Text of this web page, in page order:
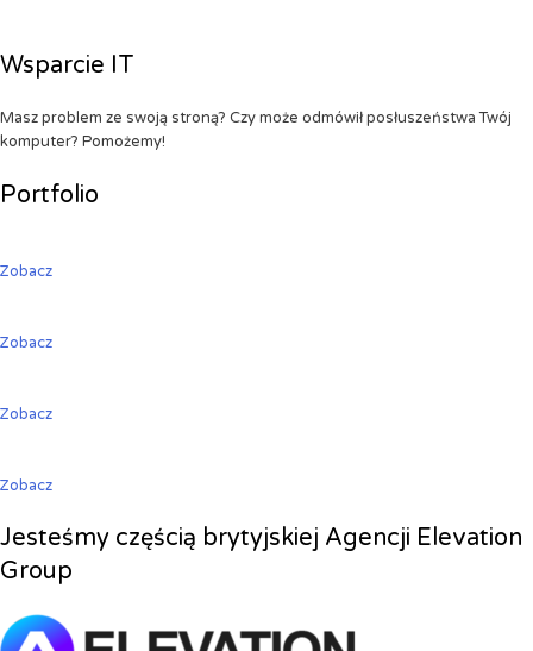
Wsparcie IT
Masz problem ze swoją stroną? Czy może odmówił posłuszeństwa Twój
komputer? Pomożemy!
Portfolio
Zobacz
Zobacz
Zobacz
Zobacz
Jesteśmy częścią brytyjskiej Agencji Elevation
Group